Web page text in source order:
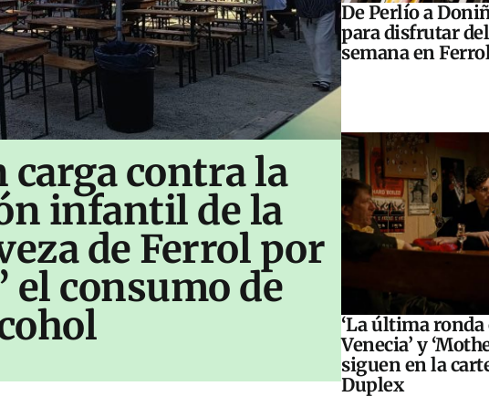
carga contra la
infantil de la
de Ferrol por
el consumo de
De Perlío a
para disfrutar
semana en
‘La última ronda
Venecia’ y
siguen en la
Duplex